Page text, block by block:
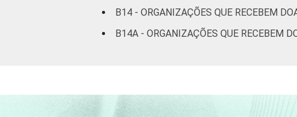
Habitação e
meio ambiente
71
tecnologias de informação e comunicação
B14 - ORGANIZAÇÕES QUE RECEBEM
B14A - ORGANIZAÇÕES QUE RECEBEM